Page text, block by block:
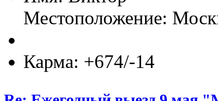
Местоположение:
Карма: +674/-14